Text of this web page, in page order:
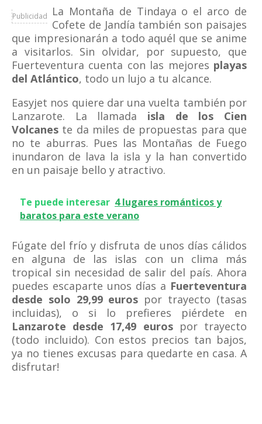
Publicidad
La Montaña de Tindaya o el arco de
Cofete de Jandía también son paisajes
que impresionarán a todo aquél que se anime
a visitarlos. Sin olvidar, por supuesto, que
Fuerteventura cuenta con las mejores playas
del Atlántico, todo un lujo a tu alcance.
Easyjet nos quiere dar una vuelta también por
Lanzarote. La llamada isla de los Cien
Volcanes te da miles de propuestas para que
no te aburras. Pues las Montañas de Fuego
inundaron de lava la isla y la han convertido
en un paisaje bello y atractivo.
Te puede interesar 4 lugares románticos y
baratos para este verano
Fúgate del frío y disfruta de unos días cálidos
en alguna de las islas con un clima más
tropical sin necesidad de salir del país. Ahora
puedes escaparte unos días a Fuerteventura
desde solo 29,99 euros por trayecto (tasas
incluidas), o si lo prefieres piérdete en
Lanzarote desde 17,49 eurospor trayecto
(todo incluido). Con estos precios tan bajos,
ya no tienes excusas para quedarte en casa. A
disfrutar!